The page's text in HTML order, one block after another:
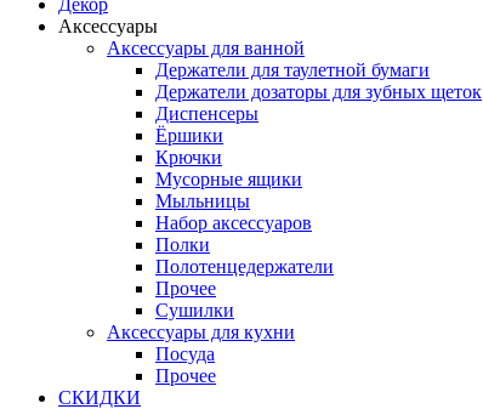
Декор
Аксессуары
Аксессуары для ванной
Держатели для таулетной бумаги
Держатели дозаторы для зубных щеток
Диспенсеры
Ёршики
Крючки
Мусорные ящики
Мыльницы
Набор аксессуаров
Полки
Полотенцедержатели
Прочее
Сушилки
Аксессуары для кухни
Посуда
Прочее
СКИДКИ